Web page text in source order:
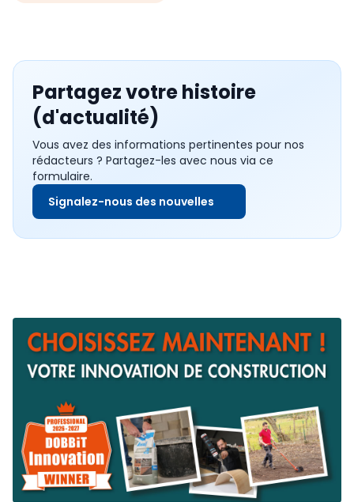
Partagez votre histoire
(d'actualité)
Vous avez des informations pertinentes pour nos
rédacteurs ? Partagez-les avec nous via ce
formulaire.
Signalez-nous des nouvelles